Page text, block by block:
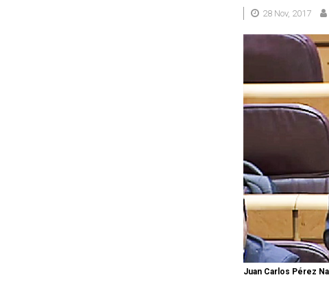
28 Nov, 2017
Juan Carlos Pérez